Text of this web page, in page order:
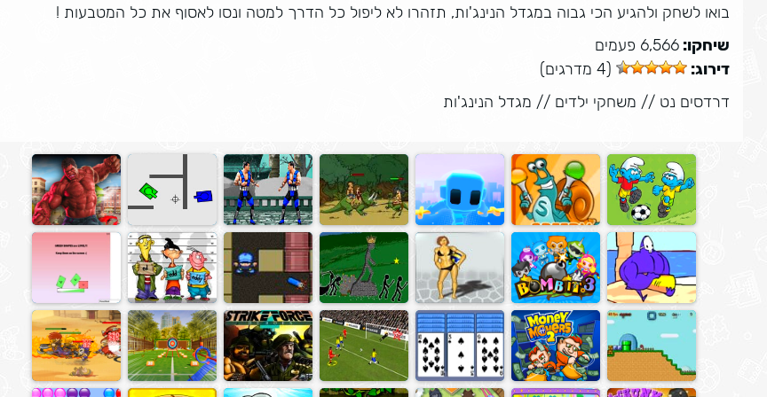
בואו לשחק ולהגיע הכי גבוה במגדל הנינג'ות, תזהרו לא ליפול כל הדרך למטה ונסו לאסוף את כל המטבעות !
שיחקו:6,566 פעמים
דירוג:
(4 מדרגים)
דרדסים נט // משחקי ילדים // מגדל הנינג'ות